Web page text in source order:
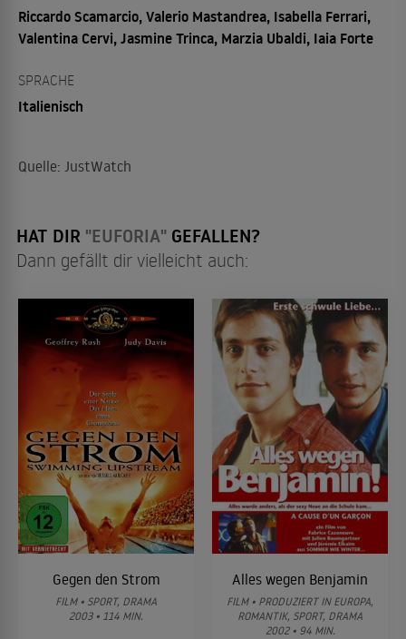
Riccardo Scamarcio, Valerio Mastandrea, Isabella Ferrari,
Valentina Cervi, Jasmine Trinca, Marzia Ubaldi, Iaia Forte
SPRACHE
Italienisch
Quelle: JustWatch
HAT DIR "EUFORIA" GEFALLEN?
Dann gefällt dir vielleicht auch:
Gegen den Strom
FILM • SPORT, DRAMA
2003 • 114 MIN.
Alles wegen Benjamin
FILM • PRODUZIERT IN EUROPA,
ROMANTIK, SPORT, DRAMA
2002 • 94 MIN.